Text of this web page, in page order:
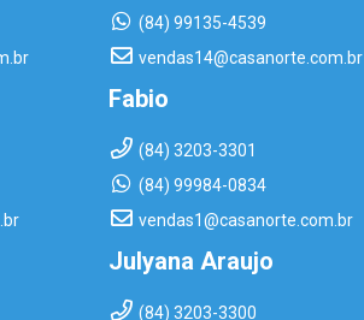
(84) 99135-4539
vendas14@casanorte.com.br
Fabio
(84) 3203-3301
(84) 99984-0834
vendas1@casanorte.com.br
Julyana Araujo
(84) 3203-3300